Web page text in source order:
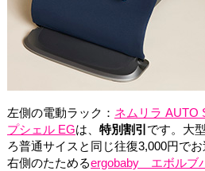
左側の電動ラック： ネムリラ AUTO
プシェル EGは、 特別割引 です。大
ろ普通サイスと同じ往復3,000円でお
右側のたためるergobaby エボルブ